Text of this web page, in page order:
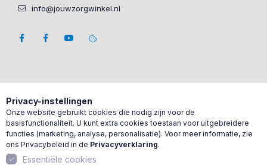
info@jouwzorgwinkel.nl
Privacy-instellingen
Onze website gebruikt cookies die nodig zijn voor de
basisfunctionaliteit. U kunt extra cookies toestaan voor uitgebreidere
functies (marketing, analyse, personalisatie). Voor meer informatie, zie
ons Privacybeleid in de Privacyverklaring.
Essentiële cookies